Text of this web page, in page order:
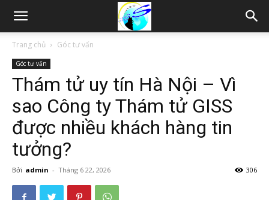
Thám
Phòng,
Trang chủ Góc tư vấn
Góc tư vấn
Thám tử uy tín Hà Nội – Vì
sao Công ty Thám tử GISS
được nhiều khách hàng tin
tưởng?
Bởi admin - Tháng 6 22, 2026 306